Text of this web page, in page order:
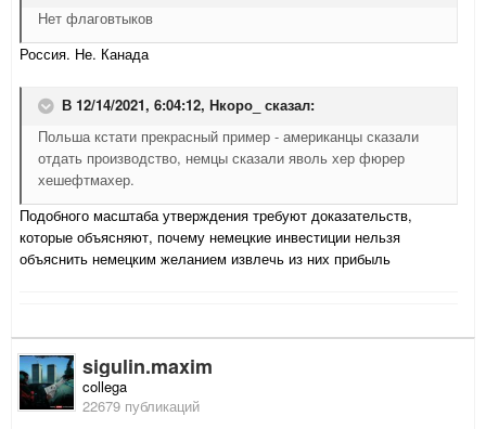
Нет флаговтыков
Россия. Не. Канада
В 12/14/2021, 6:04:12, Нкоро_ сказал:
Польша кстати прекрасный пример - американцы сказали
отдать производство, немцы сказали яволь хер фюрер
хешефтмахер.
Подобного масштаба утверждения требуют доказательств,
которые объясняют, почему немецкие инвестиции нельзя
объяснить немецким желанием извлечь из них прибыль
sigulin.maxim
collega
22679 публикаций